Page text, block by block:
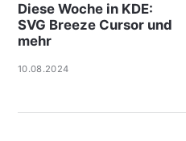
Diese Woche in KDE:
SVG Breeze Cursor und
mehr
10.08.2024